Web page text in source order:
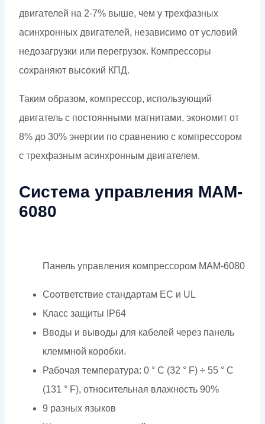
двигателей на 2-7% выше, чем у трехфазных
асинхронных двигателей, независимо от условий
недозагрузки или перегрузок. Компрессоры
сохраняют высокий КПД.
Таким образом, компрессор, использующий
двигатель с постоянными магнитами, экономит от
8% до 30% энергии по сравнению с компрессором
с трехфазным асинхронным двигателем.
Система управления MAM-
6080
Панель управления компрессором MAM-6080
Соответствие стандартам EC и UL
Класс защиты IP64
Вводы и выводы для кабелей через панель
клеммной коробки.
Рабочая температура: 0 ° C (32 ° F) ÷ 55 ° C
(131 ° F), относительная влажность 90%
9 разных языков